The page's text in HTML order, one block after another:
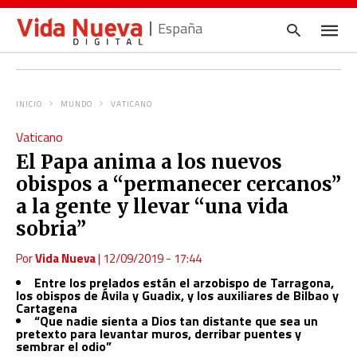
España
pulsa
en
INICIO MUNDO VATICANO
Vaticano
El Papa anima a los nuevos
obispos a “permanecer cercanos”
a la gente y llevar “una vida
sobria”
PorVida Nueva| 12/09/2019 - 17:44
Entre los prelados están el arzobispo de Tarragona,
los obispos de Ávila y Guadix, y los auxiliares de Bilbao y
Cartagena
“Que nadie sienta a Dios tan distante que sea un
pretexto para levantar muros, derribar puentes y
sembrar el odio”